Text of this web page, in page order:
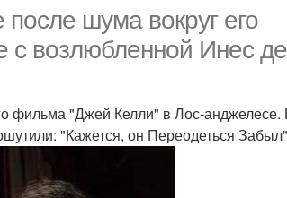
шума вокруг его
с возлюбленной Инес де
фильма "Джей Келли" в Лос-анджелесе.
"Кажется, он Переодеться